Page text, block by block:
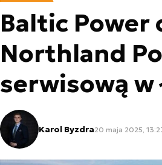
Baltic Power
Northland
serwisową w
Karol Byzdra20 maja 2025,